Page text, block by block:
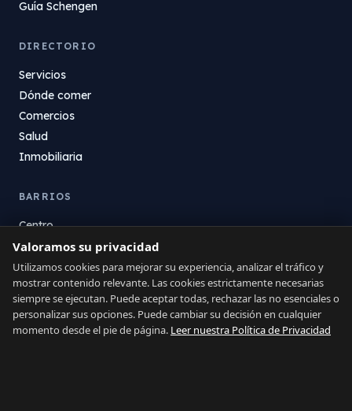
Guía Schengen
DIRECTORIO
Servicios
Dónde comer
Comercios
Salud
Inmobiliaria
BARRIOS
Centro
La Atunara
Poniente
El Zabal
Santa Margarita
La Alcaidesa
Valoramos su privacidad
Utilizamos cookies para mejorar su experiencia, analizar el tráfico y
mostrar contenido relevante. Las cookies estrictamente necesarias
siempre se ejecutan. Puede aceptar todas, rechazar las no esenciales o
personalizar sus opciones. Puede cambiar su decisión en cualquier
momento desde el pie de página. Leer nuestra Política de Privacidad